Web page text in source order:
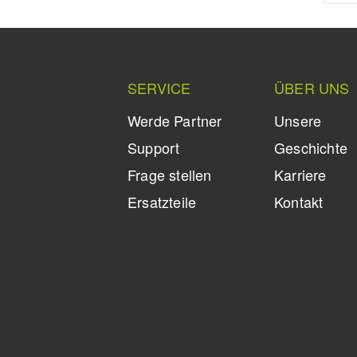
SERVICE
Werde Partner
Support
Frage stellen
Ersatzteile
ÜBER UNS
Unsere
Geschichte
Karriere
Kontakt